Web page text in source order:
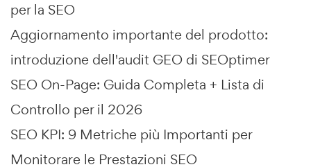
per la SEO
Aggiornamento importante del prodotto:
introduzione dell'audit GEO di SEOptimer
SEO On-Page: Guida Completa + Lista di
Controllo per il 2026
SEO KPI: 9 Metriche più Importanti per
Monitorare le Prestazioni SEO